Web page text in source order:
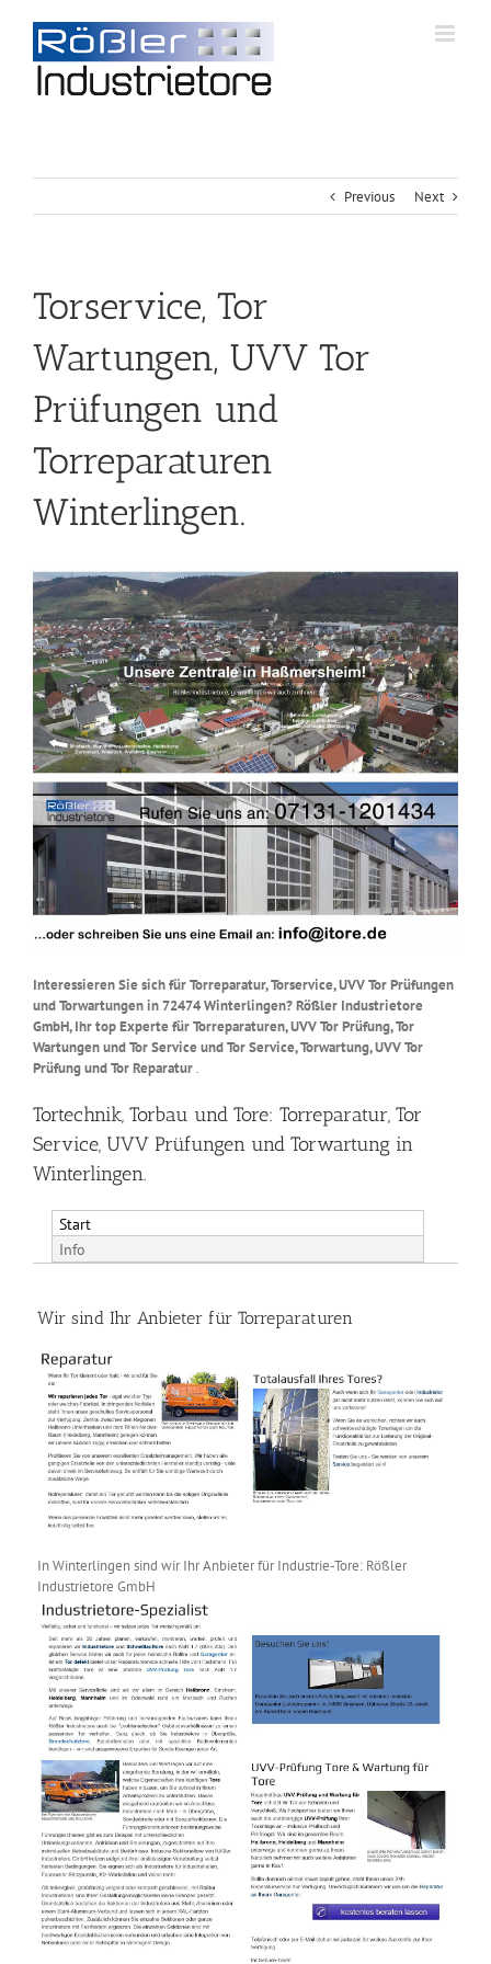
Previous Next
Torservice, Tor
Wartungen, UVV Tor
Prüfungen und
Torreparaturen
Winterlingen.
Interessieren Sie sich für Torreparatur, Torservice, UVV Tor Prüfungen
und Torwartungen in 72474 Winterlingen? Rößler Industrietore
GmbH, Ihr top Experte für Torreparaturen, UVV Tor Prüfung, Tor
Wartungen und Tor Service und Tor Service, Torwartung, UVV Tor
Prüfung und Tor Reparatur.
Tortechnik, Torbau und Tore: Torreparatur, Tor
Service, UVV Prüfungen und Torwartung in
Winterlingen.
Start
Info
Wir sind Ihr Anbieter für Torreparaturen
In Winterlingen sind wir Ihr Anbieter für Industrie-Tore: Rößler
Industrietore GmbH